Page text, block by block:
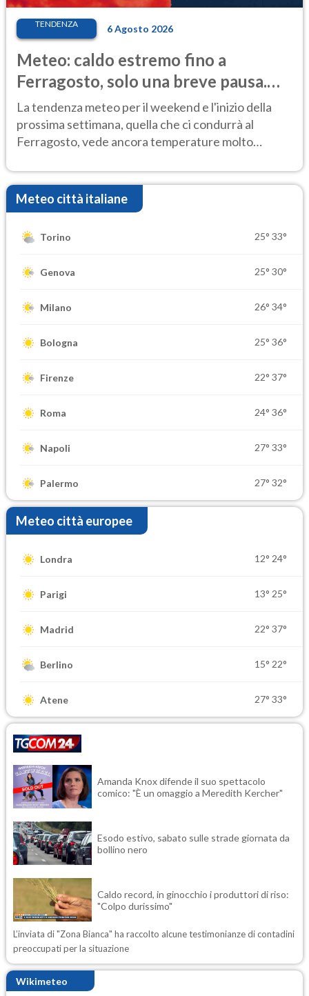
TENDENZA 6 Agosto 2026
Meteo: caldo estremo fino a
Ferragosto, solo una breve pausa.
Ecco dove
La tendenza meteo per il weekend e l'inizio della
prossima settimana, quella che ci condurrà al
Ferragosto, vede ancora temperature molto
Meteo città italiane
Torino 25° 33°
Genova 25° 30°
Milano 26° 34°
Bologna 25° 36°
Firenze 22° 37°
Roma 24° 36°
Napoli 27° 33°
Palermo 27° 32°
Meteo città europee
Londra 12° 24°
Parigi 13° 25°
Madrid 22° 37°
Berlino 15° 22°
Atene 27° 33°
Amanda Knox difende il suo spettacolo
comico: "È un omaggio a Meredith Kercher"
Esodo estivo, sabato sulle strade giornata da
bollino nero
Caldo record, in ginocchio i produttori di riso:
"Colpo durissimo"
L’inviata di "Zona Bianca" ha raccolto alcune testimonianze di contadini
preoccupati per la situazione
Wikimeteo